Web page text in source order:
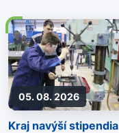
05. 08. 2026
Kraj navýší stipendia